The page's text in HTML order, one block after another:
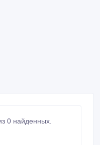
0 найденных.